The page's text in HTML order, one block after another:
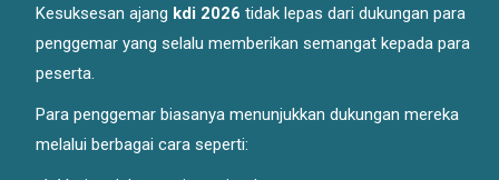
Kesuksesan ajang kdi 2026 tidak lepas dari dukungan para
penggemar yang selalu memberikan semangat kepada para
peserta.
Para penggemar biasanya menunjukkan dukungan mereka
melalui berbagai cara seperti: